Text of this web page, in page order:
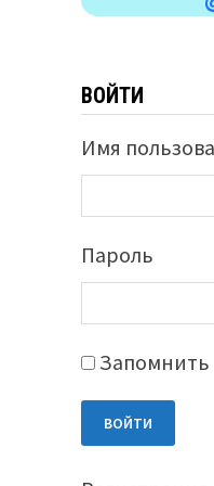
ВОЙТИ
Имя
Пароль
Запомнить
ВОЙТИ